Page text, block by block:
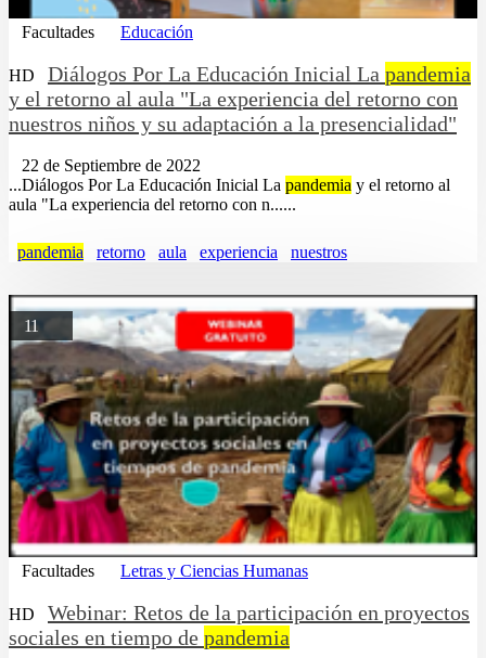
Facultades Educación
HD Diálogos Por La Educación Inicial La pandemia
y el retorno al aula "La experiencia del retorno con
nuestros niños y su adaptación a la presencialidad"
22 de Septiembre de 2022
...Diálogos Por La Educación Inicial La pandemia y el retorno al
aula "La experiencia del retorno con n......
pandemia retorno aula experiencia nuestros
11
Facultades Letras y Ciencias Humanas
HD
Webinar: Retos de la participación en proyectos
sociales en tiempo de pandemia